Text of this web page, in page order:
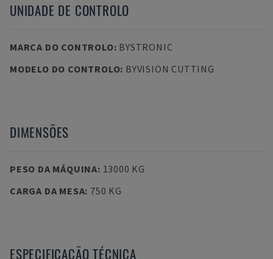
UNIDADE DE CONTROLO
MARCA DO CONTROLO: BYSTRONIC
MODELO DO CONTROLO: BYVISION CUTTING
DIMENSÕES
PESO DA MÁQUINA: 13000 KG
CARGA DA MESA: 750 KG
ESPECIFICAÇÃO TÉCNICA